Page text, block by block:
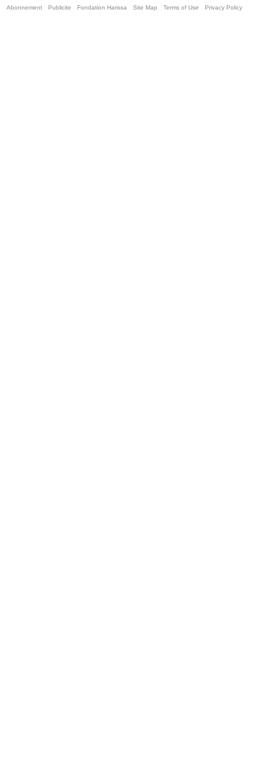
Abonnement Publicite Fondation Harissa Site Map Terms of Use Privacy Policy